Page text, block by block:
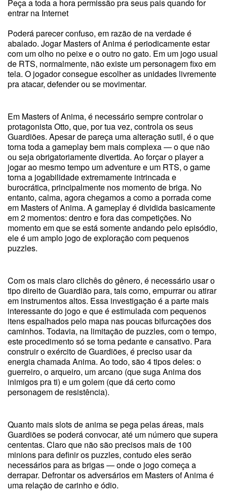
Peça a toda a hora permissão pra seus pais quando for
entrar na Internet
Poderá parecer confuso, em razão de na verdade é
abalado. Jogar Masters of Anima é periodicamente estar
com um olho no peixe e o outro no gato. Em um jogo usual
de RTS, normalmente, não existe um personagem fixo em
tela. O jogador consegue escolher as unidades livremente
pra atacar, defender ou se movimentar.
Em Masters of Anima, é necessário sempre controlar o
protagonista Otto, que, por tua vez, controla os seus
Guardiões. Apesar de pareça uma alteração sutil, é o que
torna toda a gameplay bem mais complexa — o que não
ou seja obrigatoriamente divertida. Ao forçar o player a
jogar ao mesmo tempo um adventure e um RTS, o game
torna a jogabilidade extremamente intrincada e
burocrática, principalmente nos momento de briga. No
entanto, calma, agora chegamos a como a porrada come
em Masters of Anima. A gameplay é dividida basicamente
em 2 momentos: dentro e fora das competições. No
momento em que se está somente andando pelo episódio,
ele é um amplo jogo de exploração com pequenos
puzzles.
Com os mais claro clichês do gênero, é necessário usar o
tipo direito de Guardião para, tais como, empurrar ou atirar
em instrumentos altos. Essa investigação é a parte mais
interessante do jogo e que é estimulada com pequenos
itens espalhados pelo mapa nas poucas bifurcações dos
caminhos. Todavia, na limitação de puzzles, com o tempo,
este procedimento só se torna pedante e cansativo. Para
construir o exército de Guardiões, é preciso usar da
energia chamada Anima. Ao todo, são 4 tipos deles: o
guerreiro, o arqueiro, um arcano (que suga Anima dos
inimigos pra ti) e um golem (que dá certo como
personagem de resistência).
Quanto mais slots de anima se pega pelas áreas, mais
Guardiões se poderá convocar, até um número que supera
cententas. Claro que não são precisos mais de 100
minions para definir os puzzles, contudo eles serão
necessários para as brigas — onde o jogo começa a
derrapar. Defrontar os adversários em Masters of Anima é
uma relação de carinho e ódio.